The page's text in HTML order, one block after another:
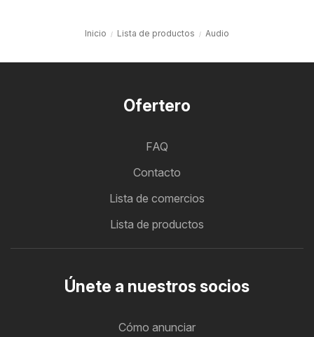
Inicio Lista de productos Audio
Ofertero
FAQ
Contacto
Lista de comercios
Lista de productos
Únete a nuestros socios
Cómo anunciar